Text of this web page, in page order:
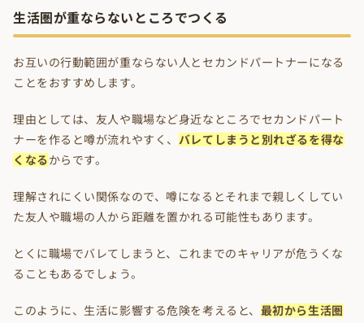
生活圏が重ならないところでつくる
お互いの行動範囲が重ならない人とセカンドパートナーになる
ことをおすすめします。
理由としては、友人や職場など身近なところでセカンドパート
ナーを作ると噂が流れやすく、 バレてしまうと別れざるを得な
くなるからです。
理解されにくい関係なので、噂になるとそれまで親しくしてい
た友人や職場の人から距離を置かれる可能性もあります。
とくに職場でバレてしまうと、これまでのキャリアが危うくな
ることもあるでしょう。
このように、生活に影響する危険を考えると、 最初から生活圏